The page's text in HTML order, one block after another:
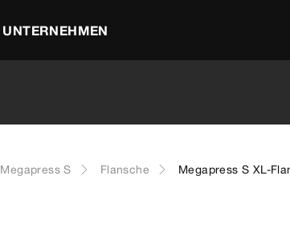
UNTERNEHMEN
Megapress S Flansche Megapress S XL-